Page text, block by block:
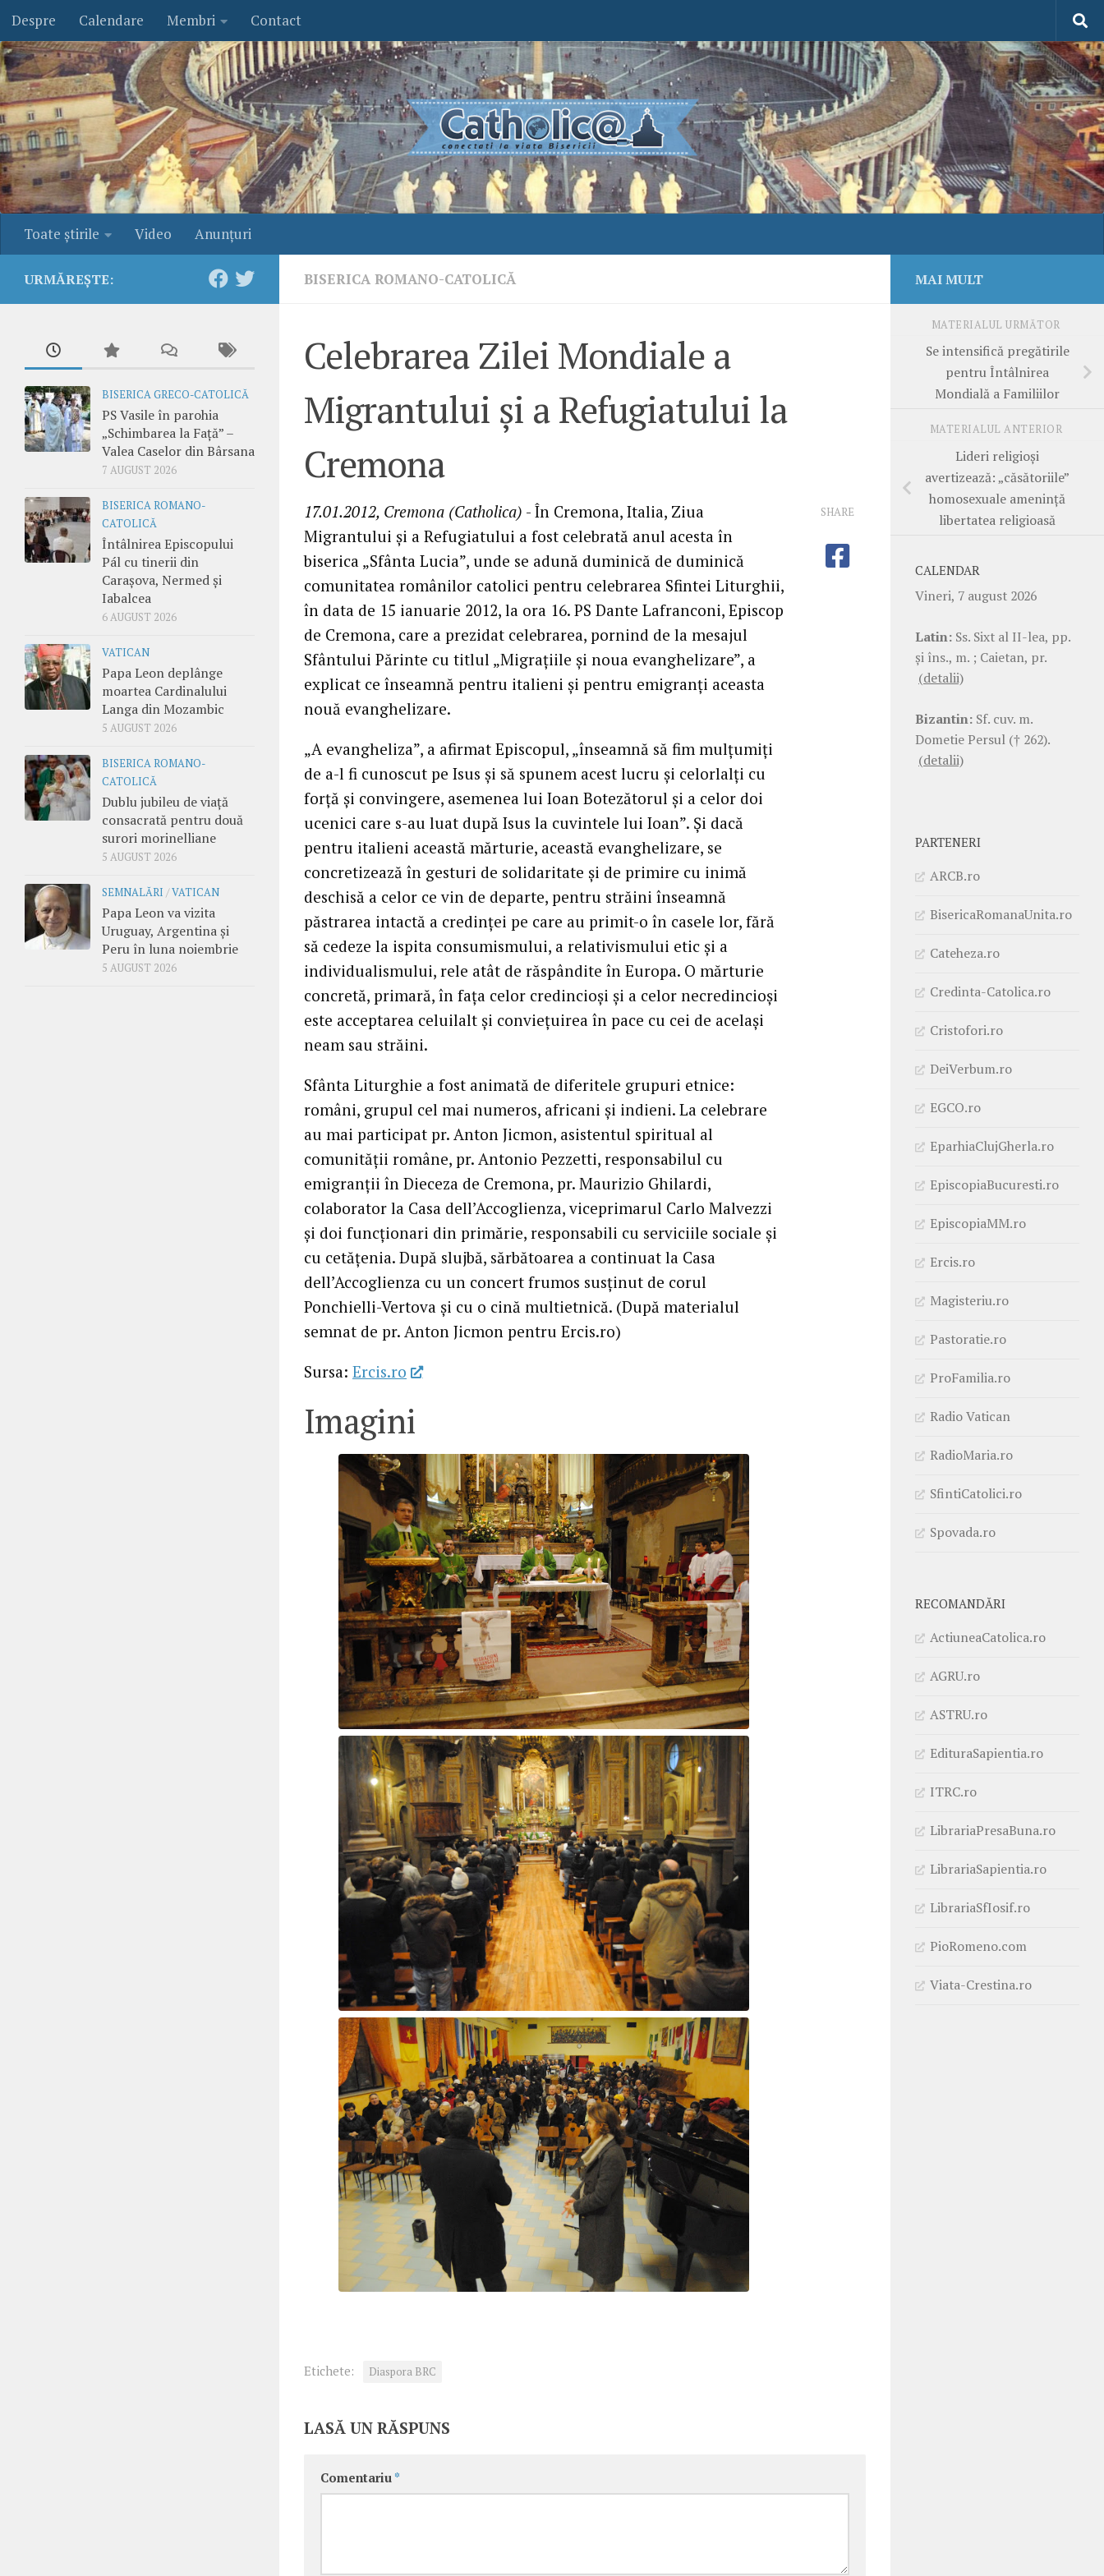
Skip to content
Despre Calendare Membri Contact
Toate ştirile Video Anunţuri
BISERICA ROMANO-CATOLICĂ
Celebrarea Zilei Mondiale a
Migrantului şi a Refugiatului la
Cremona
17.01.2012, Cremona (Catholica) - În Cremona, Italia, Ziua
Migrantului şi a Refugiatului a fost celebrată anul acesta în
biserica „Sfânta Lucia”, unde se adună duminică de duminică
comunitatea românilor catolici pentru celebrarea Sfintei Liturghii,
în data de 15 ianuarie 2012, la ora 16. PS Dante Lafranconi, Episcop
de Cremona, care a prezidat celebrarea, pornind de la mesajul
Sfântului Părinte cu titlul „Migraţiile şi noua evanghelizare”, a
explicat ce înseamnă pentru italieni şi pentru emigranţi aceasta
nouă evanghelizare.
„A evangheliza”, a afirmat Episcopul, „înseamnă să fim mulţumiţi
de a-l fi cunoscut pe Isus şi să spunem acest lucru şi celorlalţi cu
forţă şi convingere, asemenea lui Ioan Botezătorul şi a celor doi
ucenici care s-au luat după Isus la cuvintele lui Ioan”. Şi dacă
pentru italieni această mărturie, această evanghelizare, se
concretizează în gesturi de solidaritate şi de primire cu inimă
deschisă a celor ce vin de departe, pentru străini înseamnă
păstrarea intactă a credinţei pe care au primit-o în casele lor, fără
să cedeze la ispita consumismului, a relativismului etic şi a
individualismului, rele atât de răspândite în Europa. O mărturie
concretă, primară, în faţa celor credincioşi şi a celor necredincioşi
este acceptarea celuilalt şi convieţuirea în pace cu cei de acelaşi
neam sau străini.
Sfânta Liturghie a fost animată de diferitele grupuri etnice:
români, grupul cel mai numeros, africani şi indieni. La celebrare
au mai participat pr. Anton Jicmon, asistentul spiritual al
comunităţii române, pr. Antonio Pezzetti, responsabilul cu
emigranţii în Dieceza de Cremona, pr. Maurizio Ghilardi,
colaborator la Casa dell’Accoglienza, viceprimarul Carlo Malvezzi
şi doi funcţionari din primărie, responsabili cu serviciile sociale şi
cu cetăţenia. După slujbă, sărbătoarea a continuat la Casa
dell’Accoglienza cu un concert frumos susţinut de corul
Ponchielli-Vertova şi cu o cină multietnică. (După materialul
semnat de pr. Anton Jicmon pentru Ercis.ro)
Sursa: Ercis.ro
Imagini
SHARE
Etichete: Diaspora BRC
LASĂ UN RĂSPUNS
Comentariu *
URMĂREȘTE:
BISERICA GRECO-CATOLICĂ
PS Vasile în parohia
„Schimbarea la Față” –
Valea Caselor din Bârsana
7 AUGUST 2026
BISERICA ROMANO-
CATOLICĂ
Întâlnirea Episcopului
Pál cu tinerii din
Carașova, Nermed și
Iabalcea
6 AUGUST 2026
VATICAN
Papa Leon deplânge
moartea Cardinalului
Langa din Mozambic
5 AUGUST 2026
BISERICA ROMANO-
CATOLICĂ
Dublu jubileu de viață
consacrată pentru două
surori morinelliane
5 AUGUST 2026
SEMNALĂRI /VATICAN
Papa Leon va vizita
Uruguay, Argentina și
Peru în luna noiembrie
5 AUGUST 2026
MAI MULT
MATERIALUL URMĂTOR
Se intensifică pregătirile
pentru Întâlnirea
Mondială a Familiilor
MATERIALUL ANTERIOR
Lideri religioşi
avertizează: „căsătoriile”
homosexuale ameninţă
libertatea religioasă
CALENDAR
Vineri, 7 august 2026
Latin: Ss. Sixt al II-lea, pp.
şi îns., m. ; Caietan, pr.
(detalii)
Bizantin: Sf. cuv. m.
Dometie Persul († 262).
(detalii)
PARTENERI
ARCB.ro
BisericaRomanaUnita.ro
Cateheza.ro
Credinta-Catolica.ro
Cristofori.ro
DeiVerbum.ro
EGCO.ro
EparhiaClujGherla.ro
EpiscopiaBucuresti.ro
EpiscopiaMM.ro
Ercis.ro
Magisteriu.ro
Pastoratie.ro
ProFamilia.ro
Radio Vatican
RadioMaria.ro
SfintiCatolici.ro
Spovada.ro
RECOMANDĂRI
ActiuneaCatolica.ro
AGRU.ro
ASTRU.ro
EdituraSapientia.ro
ITRC.ro
LibrariaPresaBuna.ro
LibrariaSapientia.ro
LibrariaSfIosif.ro
PioRomeno.com
Viata-Crestina.ro